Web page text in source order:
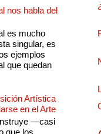
nos habla del
es mucho
singular, es
ejemplos
que quedan
Artística
en el Arte
—casi
que los